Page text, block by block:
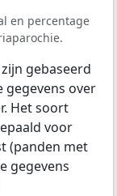
en percentage
gebaseerd
gegevens over
Het soort
voor
(panden met
gegevens